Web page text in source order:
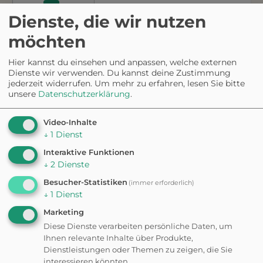
Um diesem
Dienst
dauerhaft
zustimmen zu
können, müssen
SieMapbox in
denCookie-
Einstellungen
zustimmen.
Stadtwanderweg 8 -
Sofienalpe
2 - 3 h
Möchten Sie
bereitgestellte
externe Inhalte
Ja
Um diesem
WANDERUNG
Stadtwanderweg 3 -
Hameau
Dienste, die wir nutzen
möchten
Hier kannst du einsehen und anpassen, welche externen
Dienste wir verwenden. Du kannst deine Zustimmung
jederzeit widerrufen. Um mehr zu erfahren, lesen Sie bitte
unsere Datenschutzerklärung.
Video-Inhalte
↓ 1 Dienst
Interaktive Funktionen
↓ 2 Dienste
Besucher-Statistiken (immer erforderlich)
↓ 1 Dienst
Marketing
Diese Dienste verarbeiten persönliche Daten, um
Ihnen relevante Inhalte über Produkte,
Dienstleistungen oder Themen zu zeigen, die Sie